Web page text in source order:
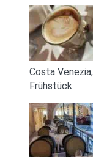
Costa
Frühstück